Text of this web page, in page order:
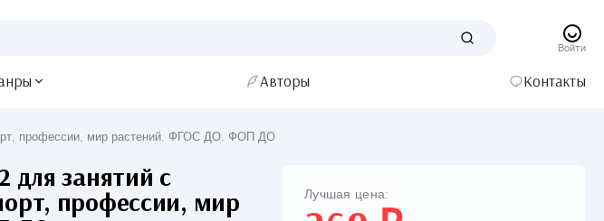
Войти
Авторы Контакты
профессии, мир растений. ФГОС ДО. ФОП ДО
для занятий с
профессии, мир
Лучшая цена: